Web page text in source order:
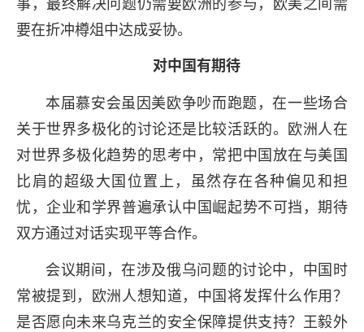
要在折冲樽俎中达成妥协。
对中国有期待
本届慕安会虽因美欧争吵而跑题，在一些场合
关于世界多极化的讨论还是比较活跃的。欧洲人在
对世界多极化趋势的思考中，常把中国放在与美国
比肩的超级大国位置上，虽然存在各种偏见和担
忧，企业和学界普遍承认中国崛起势不可挡，期待
双方通过对话实现平等合作。
会议期间，在涉及俄乌问题的讨论中，中国时
常被提到，欧洲人想知道，中国将发挥什么作用？
是否愿向未来乌克兰的安全保障提供支持？王毅外